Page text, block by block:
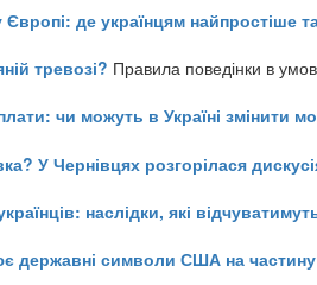
Європі: де українцям
тревозі? Правила поведінки в
чи можуть в Україні змінити
У Чернівцях розгорілася
наслідки, які
державні символи США на